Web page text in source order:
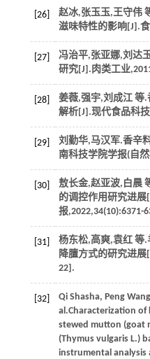
[26] 赵冰,张玉玉,王守伟
滋味特性的影响[J].
[27]
冯治平,张亚娜,刘达
研究[J]. 肉类工业,
[28] 姜薇,强宇,刘成江 等.
解析[J].现代食品科技
[29] 刘勤华,马汉军.香辛
南科技学院学报(自
[30] 敖长金,赵亚波,白晨
的调控作用研究进展
报,2022,34(10):6371-
[31] 杨东松,高爽,袁红 等.
降膻方式的研究进展
22].
[32] Qi Shasha, Peng Wang
al.Characterization of
stewed mutton (goat
(Thymus vulgaris L.)
instrumental analysis